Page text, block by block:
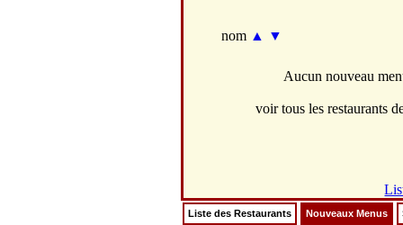
nom ▲ ▼
Aucun nouveau
voir tous les restaurants
Liste des Restaurants Nouveaux Menus